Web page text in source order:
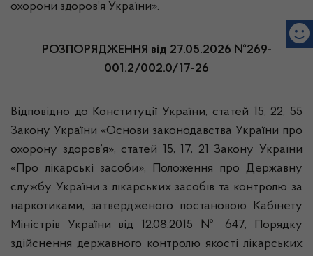
охорони здоров’я України».
РОЗПОРЯДЖЕННЯ від 27.05.2026 №269-
001.2/002.0/17-26
Відповідно до Конституції України, статей 15, 22, 55
Закону України «Основи законодавства України про
охорону здоров’я», статей 15, 17, 21 Закону України
«Про лікарські засоби», Положення про Державну
службу України з лікарських засобів та контролю за
наркотиками, затвердженого постановою Кабінету
Міністрів України від 12.08.2015 № 647, Порядку
здійснення державного контролю якості лікарських